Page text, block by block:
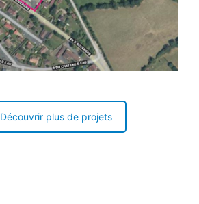
Découvrir plus de projets